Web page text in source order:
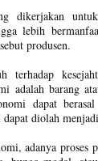
dikerjakan
lebih
produsen.
terhadap
adalah barang
dapat
diolah
adanya proses